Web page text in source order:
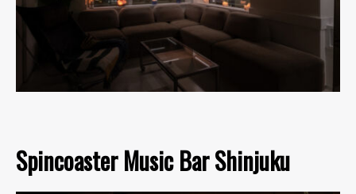
Spincoaster Music Bar Shinjuku